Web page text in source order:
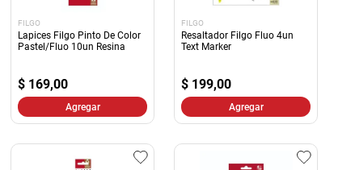
FILGO
Lapices Filgo Pinto De Color
Pastel/Fluo 10un Resina
$ 169,00
Agregar
FILGO
Resaltador Filgo Fluo 4un
Text Marker
$ 199,00
Agregar